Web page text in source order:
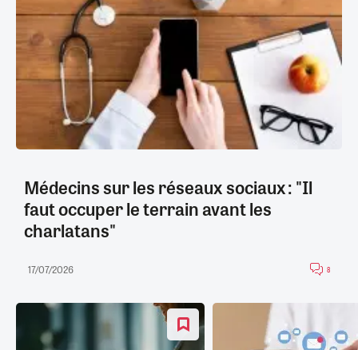
Médecins sur les réseaux sociaux : "Il
faut occuper le terrain avant les
charlatans"
17/07/2026 8